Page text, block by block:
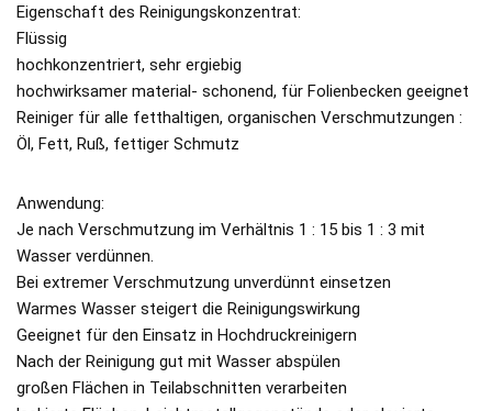
Eigenschaft des Reinigungskonzentrat:
Flüssig
hochkonzentriert, sehr ergiebig
hochwirksamer material- schonend, für Folienbecken geeignet
Reiniger für alle fetthaltigen, organischen Verschmutzungen :
Öl, Fett, Ruß, fettiger Schmutz
Anwendung:
Je nach Verschmutzung im Verhältnis 1 : 15 bis 1 : 3 mit
Wasser verdünnen.
Bei extremer Verschmutzung unverdünnt einsetzen
Warmes Wasser steigert die Reinigungswirkung
Geeignet für den Einsatz in Hochdruckreinigern
Nach der Reinigung gut mit Wasser abspülen
großen Flächen in Teilabschnitten verarbeiten